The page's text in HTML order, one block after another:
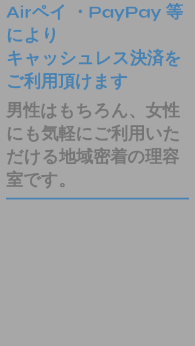
Airペイ ・PayPay 等
により
​キャッシュレス決済を
ご利用頂けます
男性はもちろん、女性
にも気軽にご利用いた
だける地域密着の理容
室です。